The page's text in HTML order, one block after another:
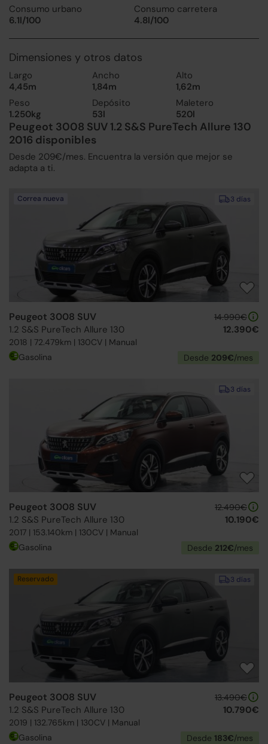
Consumo urbano
6.1l/100
Consumo carretera
4.8l/100
Dimensiones y otros datos
Largo
4,45m
Ancho
1,84m
Alto
1,62m
Peso
1.250kg
Depósito
53l
Maletero
520l
Peugeot 3008 SUV 1.2 S&S PureTech Allure 130
2016 disponibles
Desde 209€/mes. Encuentra la versión que mejor se
adapta a ti.
3 días
Correa nueva
Peugeot 3008 SUV
1.2 S&S PureTech Allure 130
2018 | 72.479km | 130CV | Manual
14.990€
12.390€
Gasolina Desde 209€/mes
3 días
Peugeot 3008 SUV
1.2 S&S PureTech Allure 130
2017 | 153.140km | 130CV | Manual
12.490€
10.190€
Gasolina Desde 212€/mes
3 días
Reservado
Peugeot 3008 SUV
1.2 S&S PureTech Allure 130
2019 | 132.765km | 130CV | Manual
13.490€
10.790€
Gasolina Desde 183€/mes